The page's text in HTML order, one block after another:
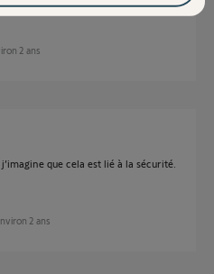
fr_v5/fiche-partenair...
2 ans
que cela est lié à la sécurité.
2 ans